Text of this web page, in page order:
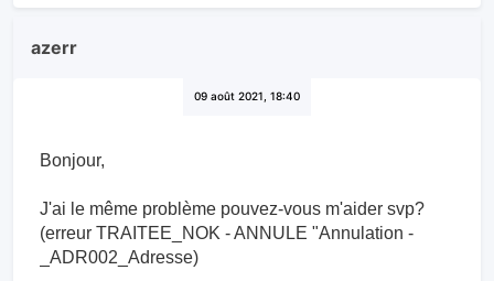
azerr
09 août 2021, 18:40
Bonjour,
J'ai le même problème pouvez-vous m'aider svp?
(erreur TRAITEE_NOK - ANNULE "Annulation -
_ADR002_Adresse)